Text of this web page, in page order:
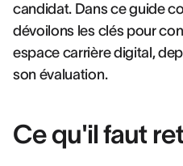
candidat. Dans ce guide
dévoilons les clés pour
espace carrière digital,
son évaluation.
Ce qu'il faut